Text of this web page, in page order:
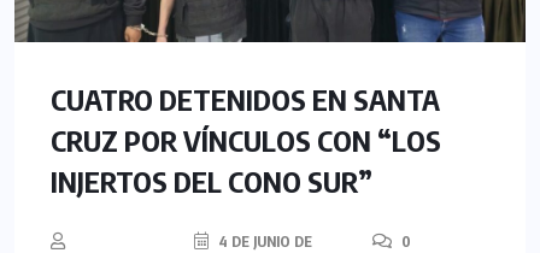
CUATRO DETENIDOS EN SANTA
CRUZ POR VÍNCULOS CON “LOS
INJERTOS DEL CONO SUR”
4 DE JUNIO DE
0